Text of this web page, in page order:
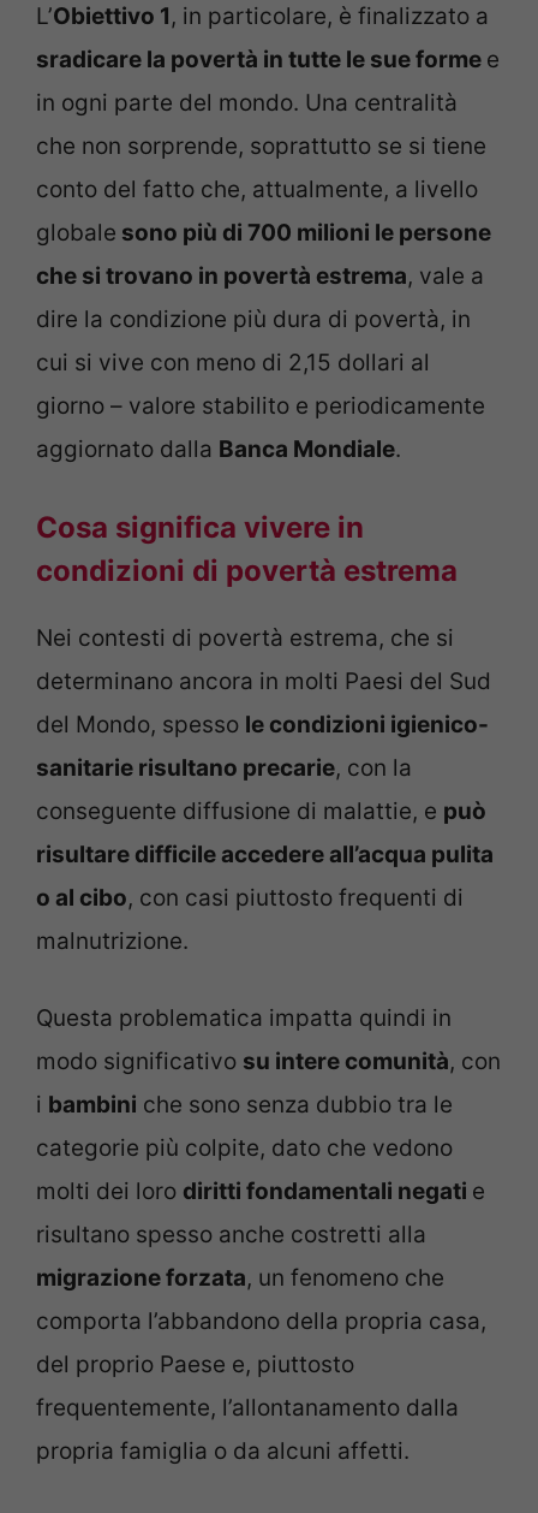
L’Obiettivo 1, in particolare, è finalizzato a
sradicare la povertà in tutte le sue forme e
in ogni parte del mondo. Una centralità
che non sorprende, soprattutto se si tiene
conto del fatto che, attualmente, a livello
globale sono più di 700 milioni le persone
che si trovano in povertà estrema, vale a
dire la condizione più dura di povertà, in
cui si vive con meno di 2,15 dollari al
giorno – valore stabilito e periodicamente
aggiornato dalla Banca Mondiale.
Cosa significa vivere in
condizioni di povertà estrema
Nei contesti di povertà estrema, che si
determinano ancora in molti Paesi del Sud
del Mondo, spesso le condizioni igienico-
sanitarie risultano precarie, con la
conseguente diffusione di malattie, e può
risultare difficile accedere all’acqua pulita
o al cibo, con casi piuttosto frequenti di
malnutrizione.
Questa problematica impatta quindi in
modo significativo su intere comunità, con
i bambini che sono senza dubbio tra le
categorie più colpite, dato che vedono
molti dei loro diritti fondamentali negati e
risultano spesso anche costretti alla
migrazione forzata, un fenomeno che
comporta l’abbandono della propria casa,
del proprio Paese e, piuttosto
frequentemente, l’allontanamento dalla
propria famiglia o da alcuni affetti.